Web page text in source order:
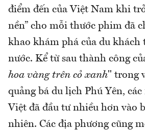
điểm đến của Việt Nam khi
nền” cho mỗi thước phim đã
khao khám phá của du khách
nước. Kể từ sau thành công
hoa vàng trên cỏ xanh" trong
quảng bá du lịch Phú Yên,
Việt đã đầu tư nhiều hơn vào
nhiên. Các địa phương cũng